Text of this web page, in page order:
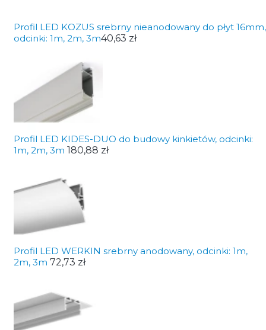
Profil LED KOZUS srebrny nieanodowany do płyt 16mm,
odcinki: 1m, 2m, 3m40,63 zł
Profil LED KIDES-DUO do budowy kinkietów, odcinki:
1m, 2m, 3m 180,88 zł
Profil LED WERKIN srebrny anodowany, odcinki: 1m,
2m, 3m 72,73 zł